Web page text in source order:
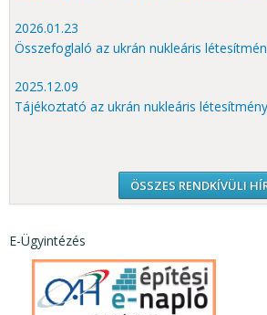
2026.01.23
Összefoglaló az ukrán nukleáris
2025.12.09
Tájékoztató az ukrán nukleáris
ÖSSZES RENDKÍVÜLI
E-Ügyintézés